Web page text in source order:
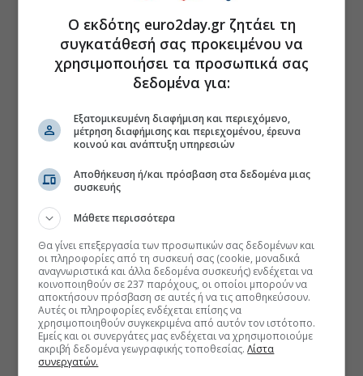
Ο εκδότης euro2day.gr ζητάει τη
συγκατάθεσή σας προκειμένου να
χρησιμοποιήσει τα προσωπικά σας
δεδομένα για:
Εξατομικευμένη διαφήμιση και περιεχόμενο,
μέτρηση διαφήμισης και περιεχομένου, έρευνα
κοινού και ανάπτυξη υπηρεσιών
Αποθήκευση ή/και πρόσβαση στα δεδομένα μιας
συσκευής
Μάθετε περισσότερα
Θα γίνει επεξεργασία των προσωπικών σας δεδομένων και
οι πληροφορίες από τη συσκευή σας (cookie, μοναδικά
αναγνωριστικά και άλλα δεδομένα συσκευής) ενδέχεται να
κοινοποιηθούν σε 237 παρόχους, οι οποίοι μπορούν να
αποκτήσουν πρόσβαση σε αυτές ή να τις αποθηκεύσουν.
Αυτές οι πληροφορίες ενδέχεται επίσης να
χρησιμοποιηθούν συγκεκριμένα από αυτόν τον ιστότοπο.
Εμείς και οι συνεργάτες μας ενδέχεται να χρησιμοποιούμε
ακριβή δεδομένα γεωγραφικής τοποθεσίας.Λίστα
συνεργατών.